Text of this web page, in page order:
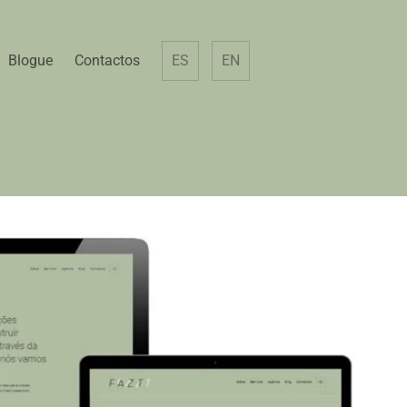
Blogue Contactos ES EN